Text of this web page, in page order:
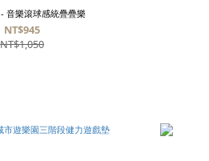
音樂滾球感統疊疊樂
NT$945
NT$1,050